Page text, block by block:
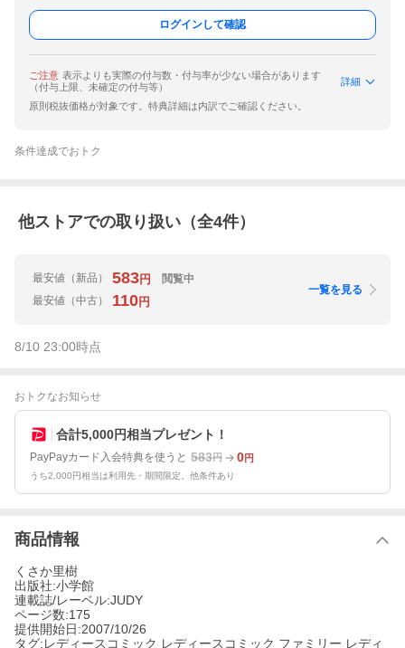
ログインして確認
ご注意 表示よりも実際の付与数・付与率が少ない場合があります
（付与上限、未確定の付与等）
詳細
原則税抜価格が対象です。特典詳細は内訳でご確認ください。
条件達成でおトク
他ストアでの取り扱い（全4件）
最安値 （新品） 583円
閲覧中
最安値 （中古） 110円
一覧を見る
8/10 23:00時点
おトクなお知らせ
合計5,000円相当プレゼント！
PayPayカード入会特典を使うと 583円 0円
うち2,000円相当は利用先・期間限定。他条件あり
商品情報
くさか里樹
出版社:小学館
連載誌/レーベル:JUDY
ページ数:175
提供開始日:2007/10/26
タグ:レディースコミック レディースコミック ファミリー レディ